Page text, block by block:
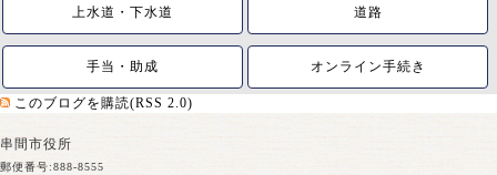
上水道・下水道 道路
手当・助成 オンライン手続き
このブログを購読(RSS 2.0)
串間市役所
郵便番号:888-8555